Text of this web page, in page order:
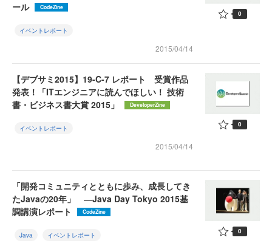
ール
CodeZine
イベントレポート
2015/04/14
0
【デブサミ2015】19-C-7 レポート 受賞作品
発表！「ITエンジニアに読んでほしい！ 技術
書・ビジネス書大賞 2015」
DeveloperZine
イベントレポート
2015/04/14
0
「開発コミュニティとともに歩み、成長してき
たJavaの20年」 ―Java Day Tokyo 2015基
調講演レポート
CodeZine
Java イベントレポート 0